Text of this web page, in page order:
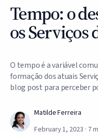
Tempo: o
os Serviços
O tempo é a variável
formação dos atuais
blog post para perceber
Matilde Ferreira
February 1, 2023 · 7